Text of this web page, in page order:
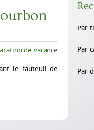
de vacance
le fauteuil de
Par
Par
Par